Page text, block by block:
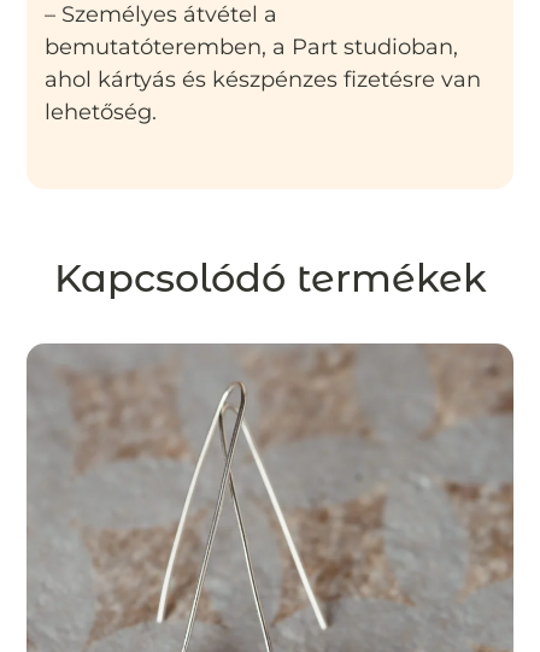
– Személyes átvétel a
bemutatóteremben, a Part studioban,
ahol kártyás és készpénzes fizetésre van
lehetőség.
Kapcsolódó termékek